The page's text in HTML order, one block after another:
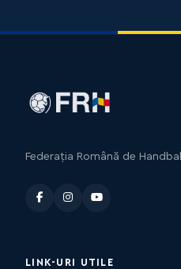
Federația Română de Handbal
LINK-URI UTILE